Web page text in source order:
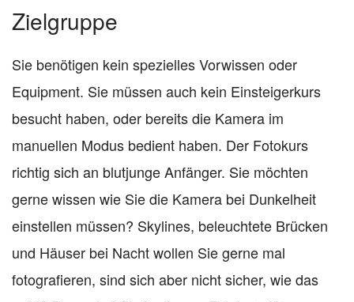
Zielgruppe
Sie benötigen kein spezielles Vorwissen oder
Equipment. Sie müssen auch kein Einsteigerkurs
besucht haben, oder bereits die Kamera im
manuellen Modus bedient haben. Der Fotokurs
richtig sich an blutjunge Anfänger. Sie möchten
gerne wissen wie Sie die Kamera bei Dunkelheit
einstellen müssen? Skylines, beleuchtete Brücken
und Häuser bei Nacht wollen Sie gerne mal
fotografieren, sind sich aber nicht sicher, wie das